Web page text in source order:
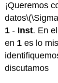
¡Queremos
datos
1 - Inst. En
en 1 es lo
discutamos